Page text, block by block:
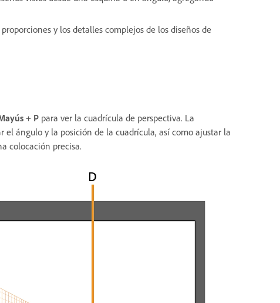
y los detalles complejos de los diseños de
+ P para ver la cuadrícula de perspectiva. La
ángulo y la posición de la cuadrícula, así como ajustar la
colocación precisa.